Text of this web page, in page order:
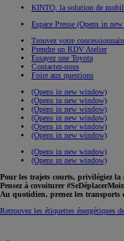
KINTO, la solution de
Espace Presse (Opens in
Trouvez votre
Prendre un RDV Atelier
Essayez une Toyota
Contactez-nous
Foire aux questions
(Opens in new window)
(Opens in new window)
(Opens in new window)
(Opens in new window)
(Opens in new window)
(Opens in new window)
(Opens in new window)
(Opens in new window)
Pour les trajets courts, privilégiez la
Pensez à covoiturer
Au quotidien, prenez les transports
Retrouvez les étiquettes énergétiques